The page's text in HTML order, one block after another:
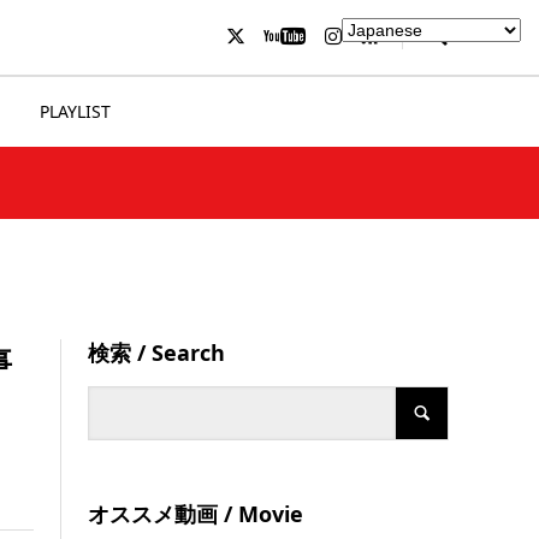
PLAYLIST
検索 / Search
オススメ動画 / Movie